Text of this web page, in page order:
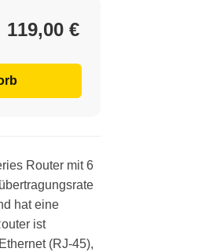
119,00 €
Router mit 6
hat eine
ist
(RJ-45),